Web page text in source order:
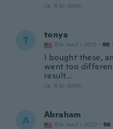
ca. 6 år siden
T tonya
Ble med i 2017 · 99
I bought these,
went too
result...
ca. 6 år siden
A Abraham
Ble med i 2020 · 96